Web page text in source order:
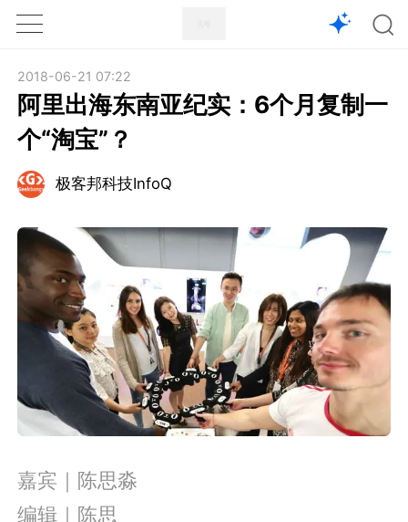
1X
2018-06-21 07:22
阿里出海东南亚纪实：6个月复制一
个“淘宝”？
极客邦科技InfoQ
嘉宾｜陈思淼
编辑｜陈思